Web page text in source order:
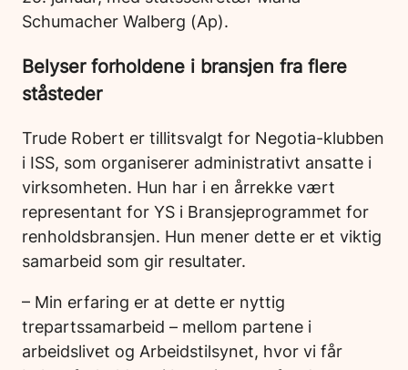
Schumacher Walberg (Ap).
Belyser forholdene i bransjen fra flere
ståsteder
Trude Robert er tillitsvalgt for Negotia-klubben
i ISS, som organiserer administrativt ansatte i
virksomheten. Hun har i en årrekke vært
representant for YS i Bransjeprogrammet for
renholdsbransjen. Hun mener dette er et viktig
samarbeid som gir resultater.
– Min erfaring er at dette er nyttig
trepartssamarbeid – mellom partene i
arbeidslivet og Arbeidstilsynet, hvor vi får